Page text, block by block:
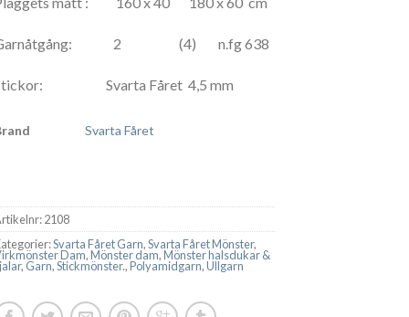
2 (4) n.fg 638
Svarta Fåret 4,5 mm
Svarta Fåret
2108
Svarta Fåret Garn,Svarta Fåret Mönster,
Dam,Mönster dam,Mönster halsdukar &
, Garn,Stickmönster.,Polyamidgarn,Ullgarn